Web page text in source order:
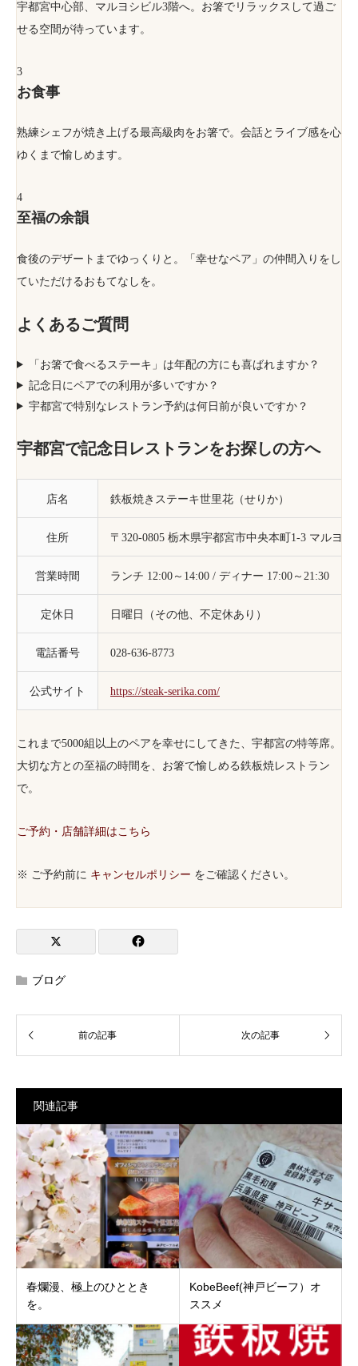
宇都宮中心部、マルヨシビル3階へ。お箸でリラックスして過ご
せる空間が待っています。
3
お食事
熟練シェフが焼き上げる最高級肉をお箸で。会話とライブ感を心
ゆくまで愉しめます。
4
至福の余韻
食後のデザートまでゆっくりと。「幸せなペア」の仲間入りをし
ていただけるおもてなしを。
よくあるご質問
「お箸で食べるステーキ」は年配の方にも喜ばれますか？
記念日にペアでの利用が多いですか？
宇都宮で特別なレストラン予約は何日前が良いですか？
宇都宮で記念日レストランをお探しの方へ
店名 鉄板焼きステーキ世里花（せりか）
住所 〒320-0805 栃木県宇都宮市中央本町1-3 マルヨシ
営業時間 ランチ 12:00～14:00 / ディナー 17:00～21:30
定休日 日曜日（その他、不定休あり）
電話番号 028-636-8773
公式サイト https://steak-serika.com/
これまで5000組以上のペアを幸せにしてきた、宇都宮の特等席。
大切な方との至福の時間を、お箸で愉しめる鉄板焼レストラン
で。
ご予約・店舗詳細はこちら
※ ご予約前に キャンセルポリシー をご確認ください。
ブログ
関連記事
春爛漫、極上のひととき
を。
KobeBeef(神戸ビーフ）オ
ススメ